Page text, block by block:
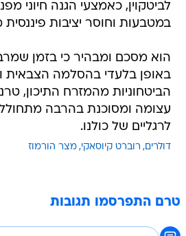
לביטקוין, כאמצעי הגנה חיוני
במטבעות וחוסר יציבות
הוא מסכם ומבהיר כי בזמן
באופן בלעדי בהסלמה הצבאית
הביטחוניות מהמזרח התיכון,
עצומה ומסוכנת בהרבה
לרגליים של כולנו.
דולרים רוברט קיוסאקי מצר הורמוז
טרם התפרסמו תגובות